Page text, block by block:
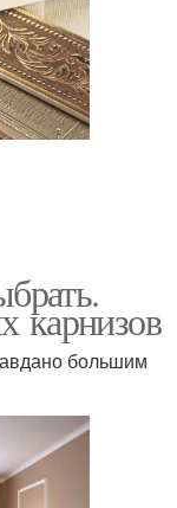
карнизов
большим